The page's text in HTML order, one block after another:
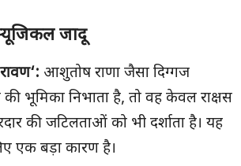
जादू
रावण‘: आशुतोष राणा जैसा दिग्गज
भूमिका निभाता है, तो वह केवल राक्षस
की जटिलताओं को भी दर्शाता है। यह
एक बड़ा कारण है।